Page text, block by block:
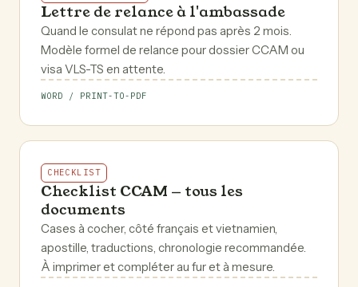
Lettre de relance à l'ambassade
Quand le consulat ne répond pas après 2 mois.
Modèle formel de relance pour dossier CCAM ou
visa VLS-TS en attente.
WORD / PRINT-TO-PDF
CHECKLIST
Checklist CCAM — tous les
documents
Cases à cocher, côté français et vietnamien,
apostille, traductions, chronologie recommandée.
À imprimer et compléter au fur et à mesure.